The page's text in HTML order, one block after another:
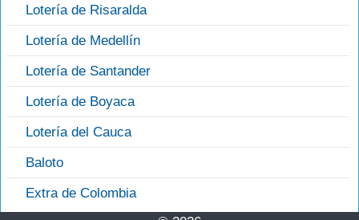
Lotería de Risaralda
Lotería de Medellín
Lotería de Santander
Lotería de Boyaca
Lotería del Cauca
Baloto
Extra de Colombia